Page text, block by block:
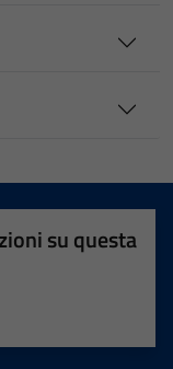
su questa